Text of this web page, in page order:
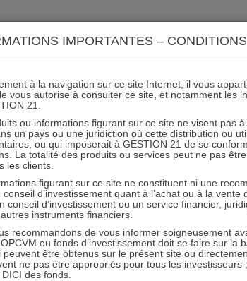
ACTIONS 21 –
21.11.2012 -
Article précédent
IMPORTANTES –
à la navigation sur ce site Internet, il vous
vous autorise à consulter ce site, et notamment les
21.
ou informations figurant sur ce site ne visent pas
un pays ou une juridiction où cette distribution ou
ou qui imposerait à GESTION 21 de se
La totalité des produits ou services peut ne pas
les clients.
figurant sur ce site ne constituent ni une
d’investissement quant à l’achat ou à la
conseil d’investissement ou un service financier,
instruments financiers.
recommandons de vous informer soigneusement
ou fonds d’investissement doit se faire sur
peuvent être obtenus sur le présent site ou
ne pas être appropriés pour tous les
des fonds.